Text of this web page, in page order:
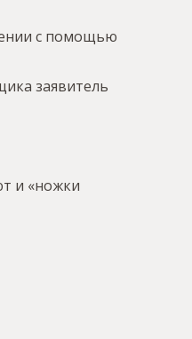
с помощью
заявитель
и «ножки